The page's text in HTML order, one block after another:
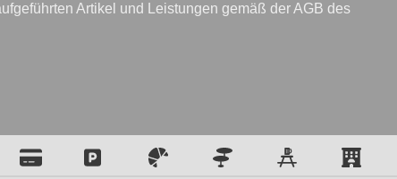
Artikel und Leistungen gemäß der AGB des